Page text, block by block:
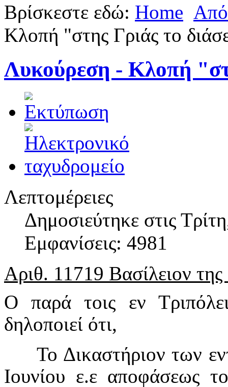
Βρίσκεστε εδώ: Home
Κλοπή "στης Γριάς το
Λυκούρεση - Κλοπή
Λεπτομέρειες
Δημοσιεύτηκε στις
Εμφανίσεις: 4981
Αριθ. 11719 Βασίλειον
Ο παρά τοις εν Τριπόλει
δηλοποιεί ότι,
Το Δικαστήριον των
Ιουνίου ε.ε αποφάσεως